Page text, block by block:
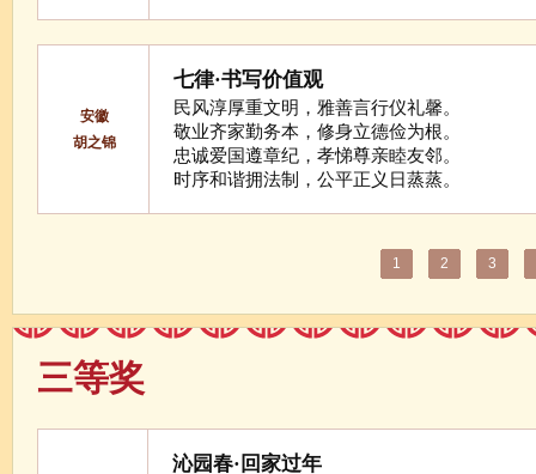
安徽
胡之锦
七律·书写价值观
民风淳厚重文明，雅善言行仪礼馨。
敬业齐家勤务本，修身立德俭为根。
忠诚爱国遵章纪，孝悌尊亲睦友邻。
时序和谐拥法制，公平正义日蒸蒸。
1 2 3
三等奖
沁园春·回家过年